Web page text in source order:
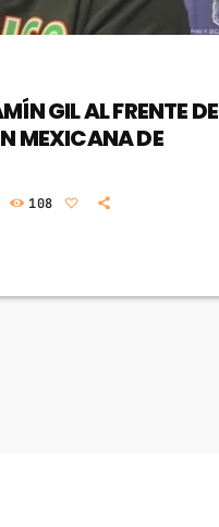
GIL AL FRENTE DE
MEXICANA DE
108